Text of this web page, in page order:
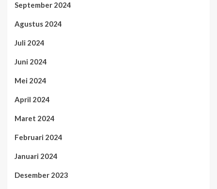
September 2024
Agustus 2024
Juli 2024
Juni 2024
Mei 2024
April 2024
Maret 2024
Februari 2024
Januari 2024
Desember 2023